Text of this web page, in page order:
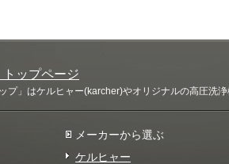
ップページ
」はケルヒャー(karcher)やオリジナルの高圧洗
メーカーから選ぶ
ケルヒャー